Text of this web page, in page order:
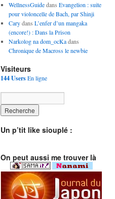
WellnessGuidedans Evangelion : suite
pour violoncelle de Bach, par Shinji
Carydans L’enfer d’un mangaka
(encore!) : Dans la Prison
Narkolog na dom_ocKadans
Chronique de Macross le newbie
Visiteurs
144 UsersEn ligne
Un p’tit like siouplé :
On peut aussi me trouver là